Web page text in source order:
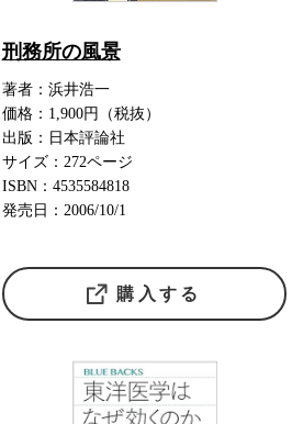
刑務所の風景
著者：浜井浩一
価格：1,900円（税抜）
出版：日本評論社
サイズ：272ページ
ISBN：4535584818
発売日：2006/10/1
購入する